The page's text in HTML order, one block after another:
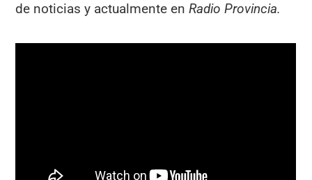
de noticias y actualmente enRadio Provincia.